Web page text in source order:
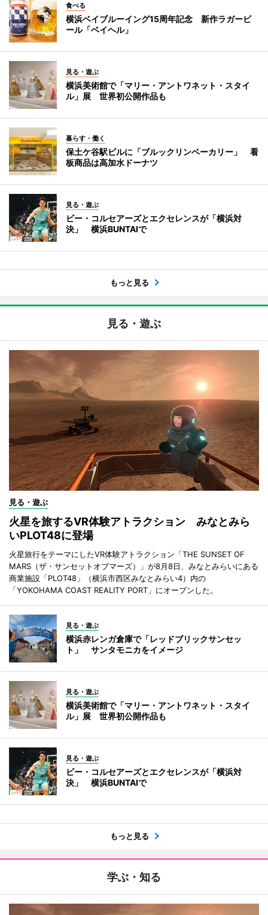
食べる
横浜ベイブルーイング15周年記念 新作ラガービ
ール「ベイヘル」
見る・遊ぶ
横浜美術館で「マリー・アントワネット・スタイ
ル」展 世界初公開作品も
暮らす・働く
保土ケ谷駅ビルに「ブルックリンベーカリー」 看
板商品は高加水ドーナツ
見る・遊ぶ
ビー・コルセアーズとエクセレンスが「横浜対
決」 横浜BUNTAIで
もっと見る
見る・遊ぶ
見る・遊ぶ
火星を旅するVR体験アトラクション みなとみら
いPLOT48に登場
火星旅行をテーマにしたVR体験アトラクション「THE SUNSET OF
MARS（ザ・サンセットオブマーズ）」が8月8日、みなとみらいにある
商業施設「PLOT48」（横浜市西区みなとみらい4）内の
「YOKOHAMA COAST REALITY PORT」にオープンした。
見る・遊ぶ
横浜赤レンガ倉庫で「レッドブリックサンセッ
ト」 サンタモニカをイメージ
見る・遊ぶ
横浜美術館で「マリー・アントワネット・スタイ
ル」展 世界初公開作品も
見る・遊ぶ
ビー・コルセアーズとエクセレンスが「横浜対
決」 横浜BUNTAIで
もっと見る
学ぶ・知る